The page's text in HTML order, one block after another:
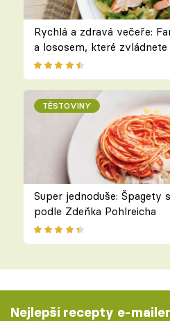
Rychlá a zdravá večeře:
a lososem, které
TĚSTOVINY
Super jednoduše:
podle Zdeňka Pohlreicha
Nejlepší recepty e-